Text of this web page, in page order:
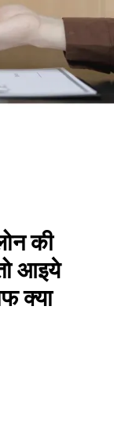
की
आइये
क्या